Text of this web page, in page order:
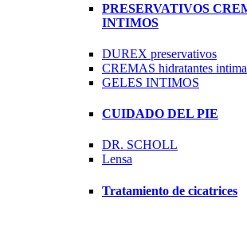
PRESERVATIVOS
INTIMOS
DUREX preservativos
CREMAS hidratantes
GELES INTIMOS
CUIDADO DEL PIE
DR. SCHOLL
Lensa
Tratamiento de cicatrices